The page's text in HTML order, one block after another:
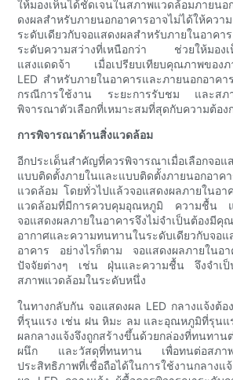
ให้มองเห็นได้ชัดเจนในสภาพแวดล้อมภายน
ดงผลสำหรับภายนอกอาคารอาจไม่ได้ให้ควา
ระดับเดียวกับจอแสดงผลสำหรับภายในอ
ระดับความสว่างที่เหนือกว่า ช่วยให้มองเ
แสงแดดจ้า เมื่อเปรียบเทียบคุณภาพของภ
LED สำหรับภายในอาคารและภายนอกอาค
กรณีการใช้งาน ระยะการรับชม และสภ
พิจารณาตัวเลือกที่เหมาะสมที่สุดกับความต้อง
การพิจารณาด้านสิ่งแวดล้อม
อีกประเด็นสำคัญที่ควรพิจารณาเมื่อเลือกจอ
แบบติดตั้งภายในและแบบติดตั้งภายนอกอาค
แวดล้อม โดยทั่วไปแล้วจอแสดงผลภายในอา
แวดล้อมที่มีการควบคุมอุณหภูมิ ความชื้น
จอแสดงผลภายในอาคารจึงไม่จำเป็นต้องมี
อากาศและความทนทานในระดับเดียวกับจอ
อาคาร อย่างไรก็ตาม จอแสดงผลภายในอา
ปัจจัยต่างๆ เช่น ฝุ่นและความชื้น จึงจำเป็
สภาพแวดล้อมในระดับหนึ่ง
ในทางกลับกัน จอแสดงผล LED กลางแจ้งต้อ
ที่รุนแรง เช่น ฝน หิมะ ลม และอุณหภูมิที่รุนแ
ผลกลางแจ้งจึงถูกสร้างขึ้นด้วยกล่องที่ทนทา
ผนึก และวัสดุที่ทนทาน เพื่อทนต่อสภาพอ
ประสิทธิภาพที่เชื่อถือได้ในการใช้งานกลาง